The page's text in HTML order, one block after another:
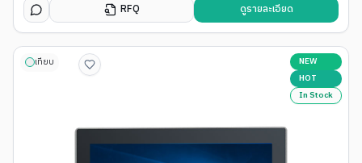
RFQ ดูรายละเอียด
เทียบ
NEW
HOT
In Stock